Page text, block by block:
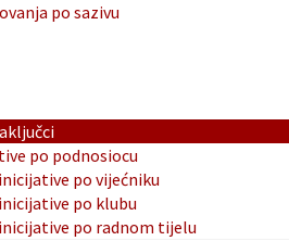
po sazivu
po podnosiocu
po vijećniku
po klubu
po radnom tijelu